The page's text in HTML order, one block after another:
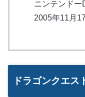
ニンテンドー
2005年11月
ドラゴンクエ